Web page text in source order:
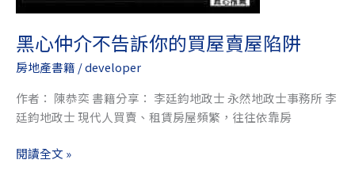
黑心仲介不告訴你的買屋賣屋陷阱
房地產書籍 /developer
作者： 陳恭奕 書籍分享： 李廷鈞地政士 永然地政士事務所 李
廷鈞地政士 現代人買賣、租賃房屋頻繁，往往依靠房
閱讀全文 »